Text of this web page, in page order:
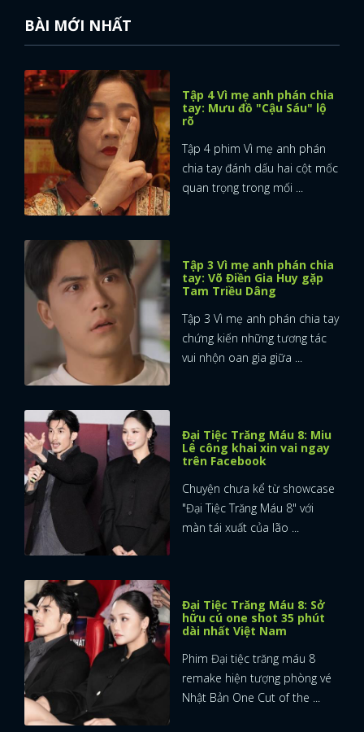
FACEBOOK
BÀI MỚI NHẤT
Tập 4 Vì mẹ anh phán chia
tay: Mưu đồ "Cậu Sáu" lộ
rõ
Tập 4 phim Vì mẹ anh phán
chia tay đánh dấu hai cột mốc
quan trọng trong mối ...
Tập 3 Vì mẹ anh phán chia
tay: Võ Điền Gia Huy gặp
Tam Triều Dâng
Tập 3 Vì mẹ anh phán chia tay
chứng kiến những tương tác
vui nhộn oan gia giữa ...
Đại Tiệc Trăng Máu 8: Miu
Lê công khai xin vai ngay
trên Facebook
Chuyện chưa kể từ showcase
"Đại Tiệc Trăng Máu 8" với
màn tái xuất của lão ...
Đại Tiệc Trăng Máu 8: Sở
hữu cú one shot 35 phút
dài nhất Việt Nam
Phim Đại tiệc trăng máu 8
remake hiện tượng phòng vé
Nhật Bản One Cut of the ...